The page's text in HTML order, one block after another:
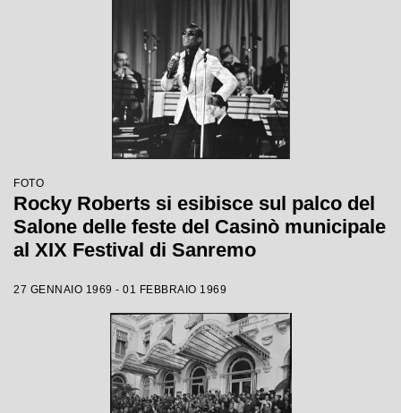
FOTO
Rocky Roberts si esibisce sul palco del
Salone delle feste del Casinò municipale
al XIX Festival di Sanremo
27 GENNAIO 1969 - 01 FEBBRAIO 1969